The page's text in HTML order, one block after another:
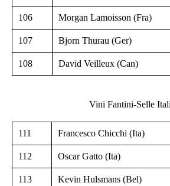
106 Morgan Lamoisson (Fra)
107 Bjorn Thurau (Ger)
108 David Veilleux (Can)
Vini Fantini-Selle
111 Francesco Chicchi (Ita)
112 Oscar Gatto (Ita)
113 Kevin Hulsmans (Bel)